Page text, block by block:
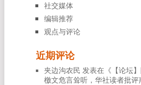
社交媒体
编辑推荐
观点与评论
近期评论
夹边沟农民 发表在《 【论坛
檄文危言耸听，华社读者批评